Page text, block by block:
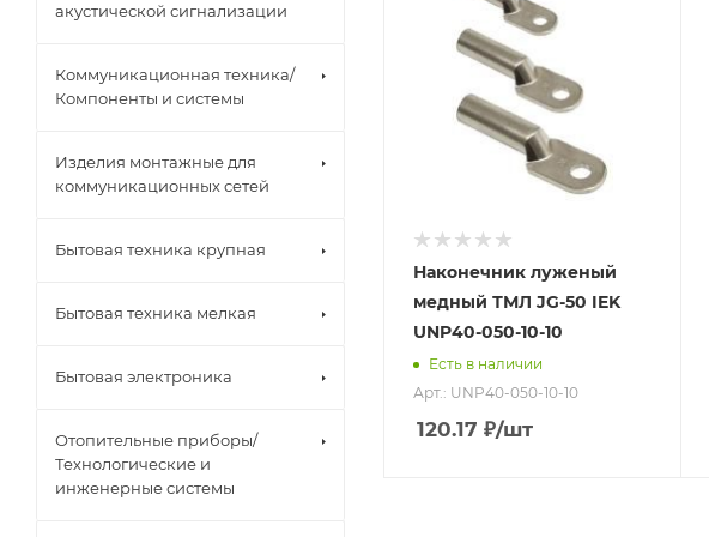
Наконечник луженый
медный ТМЛ JG-50 IEK
UNP40-050-10-10
Есть в наличии
Арт.: UNP40-050-10-10
120.17 ₽/шт
акустической сигнализации
Коммуникационная техника/
Компоненты и системы
Изделия монтажные для
коммуникационных сетей
Бытовая техника крупная
Бытовая техника мелкая
Бытовая электроника
Отопительные приборы/
Технологические и
инженерные системы